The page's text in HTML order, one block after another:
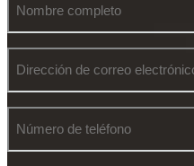
completo
Dirección
de
correo
electrónico
Número
de
teléfono